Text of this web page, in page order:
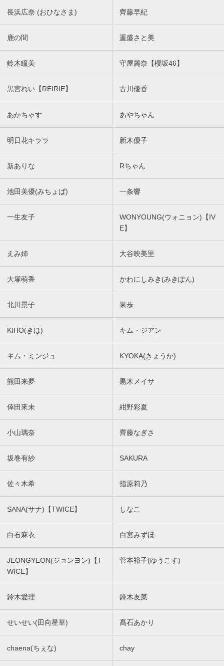
長浜広奈 (おひなさま) 齊藤早紀
鹿の間 重盛さと美
鈴木瞳美 守屋麗奈【櫻坂46】
黒宮れい【REIRIE】 古川優香
あかちゃす あやちゃん
明日花キララ 新木優子
新ありな Rちゃん
池田美優(みちょぱ) 一条響
一生友子
WONYOUNG(ウォニョン)【IV
E】
えみ姉 大谷映美里
大塚萌香 かわにしみき(みきぽん)
北川景子 果歩
KIHO(きほ) キム・ジアン
キム・ミンジュ KYOKA(きょうか)
熊田来夢 黒木メイサ
倖田來未 紺野彩夏
小山璃奈 齊藤なぎさ
坂巻有紗 SAKURA
佐々木希 指原莉乃
SANA(サナ)【TWICE】 しなこ
白石麻衣 白宮みずほ
JEONGYEON(ジョンヨン)【T
WICE】
菅本裕子(ゆうこす)
鈴木愛理 鈴木友菜
せいせい(田向星華) 髙石あかり
chaena(ちぇな) chay